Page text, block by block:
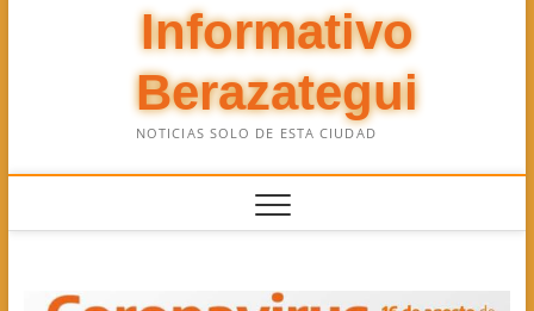
Informativo
Berazategui
NOTICIAS SOLO DE ESTA CIUDAD